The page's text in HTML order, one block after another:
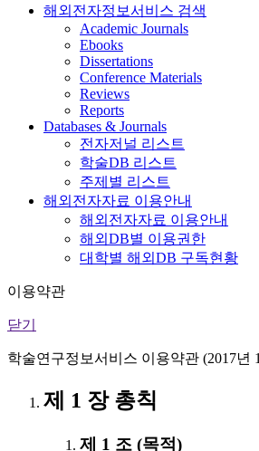
해외전자정보서비스 검색
Academic Journals
Ebooks
Dissertations
Conference Materials
Reviews
Reports
Databases & Journals
전자저널 리스트
학술DB 리스트
주제별 리스트
해외전자자료 이용안내
해외전자자료 이용안내
해외DB별 이용권한
대학별 해외DB 구독현황
이용약관
닫기
학술연구정보서비스 이용약관 (2017년
제 1 장 총칙
제 1 조 (목적)